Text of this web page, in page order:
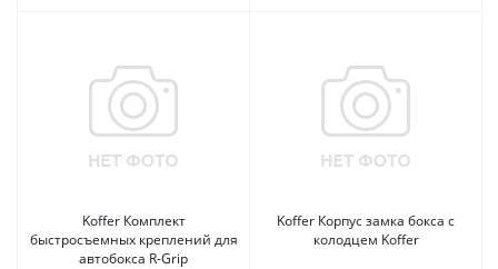
Koffer Комплект
быстросъемных креплений для
автобокса R-Grip
Koffer Корпус замка бокса с
колодцем Koffer